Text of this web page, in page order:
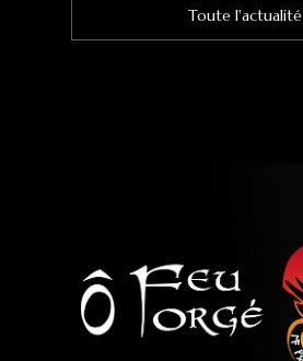
Toute l'actualité